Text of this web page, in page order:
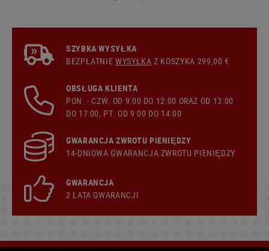
SZYBKA WYSYŁKA
BEZPŁATNIEWYSYŁKA Z KOSZYKA 299,00 €
OBSŁUGA KLIENTA
PON. - CZW. OD 9:00 DO 12:00 ORAZ OD 13:00
DO 17:00, PT. OD 9:00 DO 14:00
GWARANCJA ZWROTU PIENIĘDZY
14-DNIOWA GWARANCJA ZWROTU PIENIĘDZY
GWARANCJA
2 LATA GWARANCJI